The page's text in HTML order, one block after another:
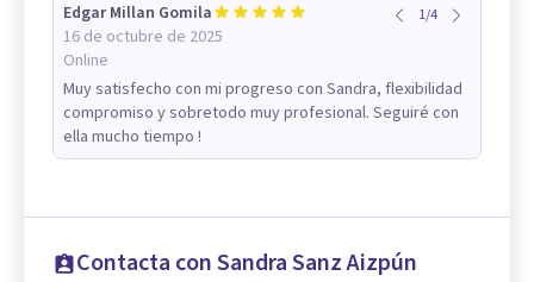
Edgar Millan Gomila
16 de octubre de 2025
Online
1/4
Muy satisfecho con mi progreso con Sandra, flexibilidad
compromiso y sobretodo muy profesional. Seguiré con
ella mucho tiempo !
Contacta con Sandra Sanz Aizpún